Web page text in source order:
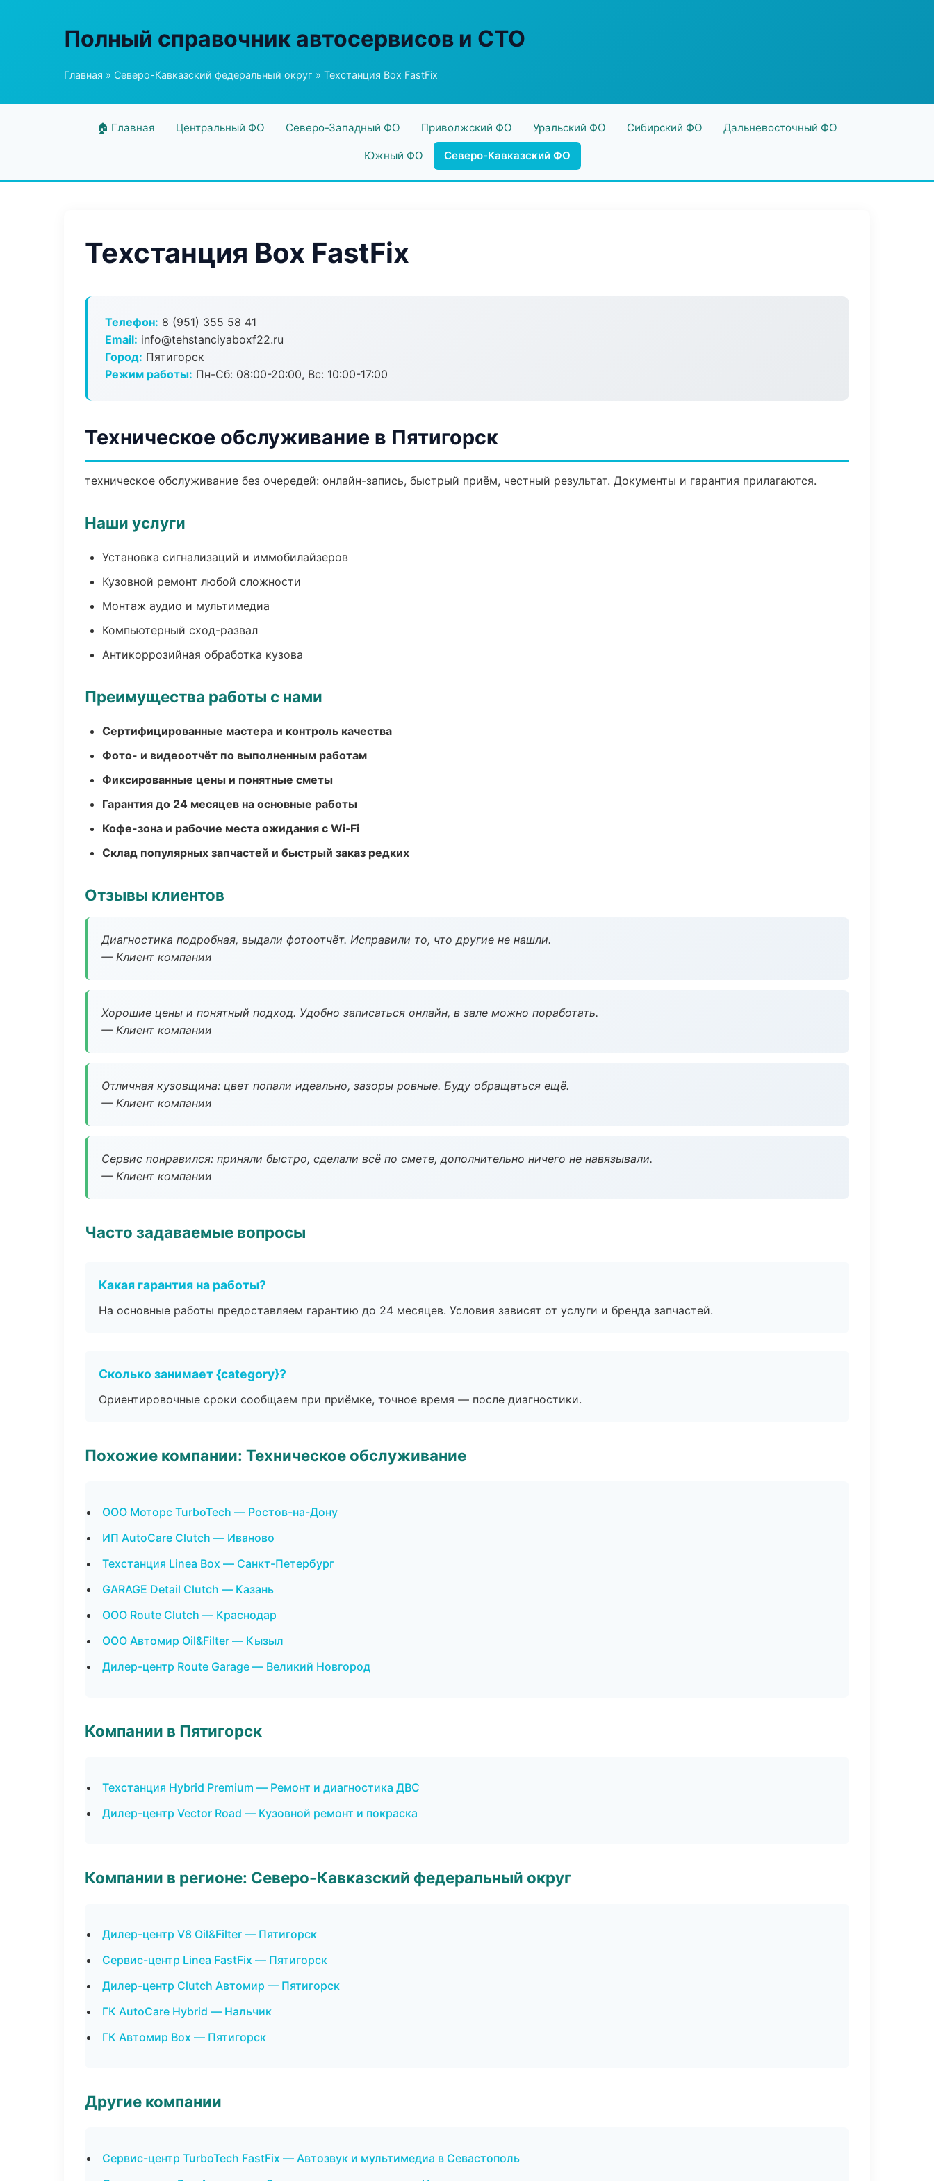
Полный справочник автосервисов и СТО
Главная » Северо-Кавказский федеральный округ » Техстанция Box FastFix
🏠 Главная Центральный ФО Северо-Западный ФО Приволжский ФО Уральский ФО Сибирский ФО Дальневосточный ФО
Южный ФО Северо-Кавказский ФО
Техстанция Box FastFix
Телефон: 8 (951) 355 58 41
Email: info@tehstanciyaboxf22.ru
Город: Пятигорск
Режим работы: Пн-Сб: 08:00-20:00, Вс: 10:00-17:00
Техническое обслуживание в Пятигорск
техническое обслуживание без очередей: онлайн-запись, быстрый приём, честный результат. Документы и гарантия прилагаются.
Наши услуги
Установка сигнализаций и иммобилайзеров
Кузовной ремонт любой сложности
Монтаж аудио и мультимедиа
Компьютерный сход-развал
Антикоррозийная обработка кузова
Преимущества работы с нами
Сертифицированные мастера и контроль качества
Фото- и видеоотчёт по выполненным работам
Фиксированные цены и понятные сметы
Гарантия до 24 месяцев на основные работы
Кофе-зона и рабочие места ожидания с Wi‑Fi
Склад популярных запчастей и быстрый заказ редких
Отзывы клиентов
Диагностика подробная, выдали фотоотчёт. Исправили то, что другие не нашли.
— Клиент компании
Хорошие цены и понятный подход. Удобно записаться онлайн, в зале можно поработать.
— Клиент компании
Отличная кузовщина: цвет попали идеально, зазоры ровные. Буду обращаться ещё.
— Клиент компании
Сервис понравился: приняли быстро, сделали всё по смете, дополнительно ничего не навязывали.
— Клиент компании
Часто задаваемые вопросы
Какая гарантия на работы?
На основные работы предоставляем гарантию до 24 месяцев. Условия зависят от услуги и бренда запчастей.
Сколько занимает {category}?
Ориентировочные сроки сообщаем при приёмке, точное время — после диагностики.
Похожие компании: Техническое обслуживание
ООО Моторс TurboTech — Ростов-на-Дону
ИП AutoCare Clutch — Иваново
Техстанция Linea Box — Санкт-Петербург
GARAGE Detail Clutch — Казань
ООО Route Clutch — Краснодар
ООО Автомир Oil&Filter — Кызыл
Дилер-центр Route Garage — Великий Новгород
Компании в Пятигорск
Техстанция Hybrid Premium — Ремонт и диагностика ДВС
Дилер-центр Vector Road — Кузовной ремонт и покраска
Компании в регионе: Северо-Кавказский федеральный округ
Дилер-центр V8 Oil&Filter — Пятигорск
Сервис-центр Linea FastFix — Пятигорск
Дилер-центр Clutch Автомир — Пятигорск
ГК AutoCare Hybrid — Нальчик
ГК Автомир Box — Пятигорск
Другие компании
Сервис-центр TurboTech FastFix — Автозвук и мультимедиа в Севастополь